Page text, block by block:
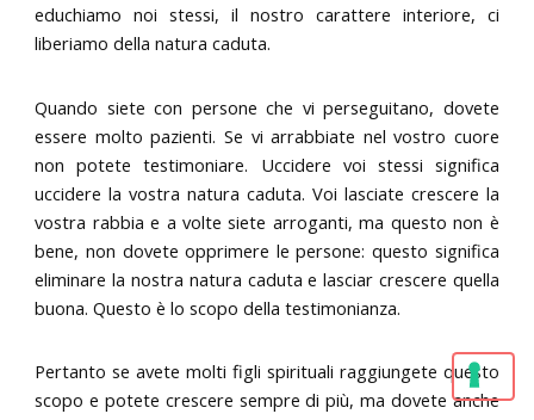
educhiamo noi stessi, il nostro carattere interiore, ci
liberiamo della natura caduta.
Quando siete con persone che vi perseguitano, dovete
essere molto pazienti. Se vi arrabbiate nel vostro cuore
non potete testimoniare. Uccidere voi stessi significa
uccidere la vostra natura caduta. Voi lasciate crescere la
vostra rabbia e a volte siete arroganti, ma questo non è
bene, non dovete opprimere le persone: questo significa
eliminare la nostra natura caduta e lasciar crescere quella
buona. Questo è lo scopo della testimonianza.
Pertanto se avete molti figli spirituali raggiungete questo
scopo e potete crescere sempre di più, ma dovete anche